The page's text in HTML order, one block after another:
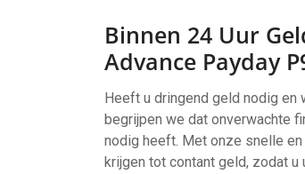
Binnen 24 Uur
Advance Payday
Heeft u dringend geld nodig en
begrijpen we dat onverwachte
nodig heeft. Met onze snelle en
krijgen tot contant geld, zodat